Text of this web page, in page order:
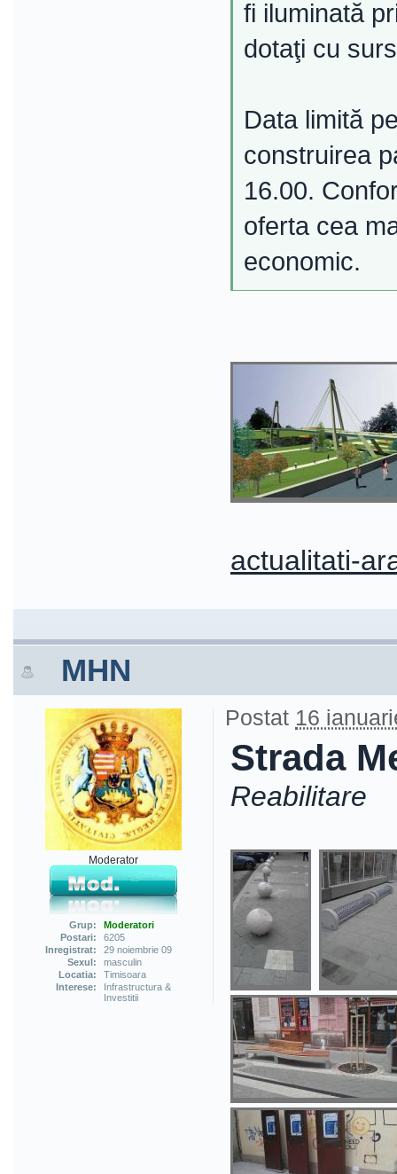
fi iluminată
dotaţi cu
Data limită
construirea
16.00.
oferta cea
economic.
actualitati-
MHN
Moderator
Grup:
Moderatori
Postari:
6205
Inregistrat:
29 noiembrie 09
Sexul:
masculin
Locatia:
Timisoara
Interese:
Infrastructura &
Investitii
Postat 16
Strada
Reabilitare